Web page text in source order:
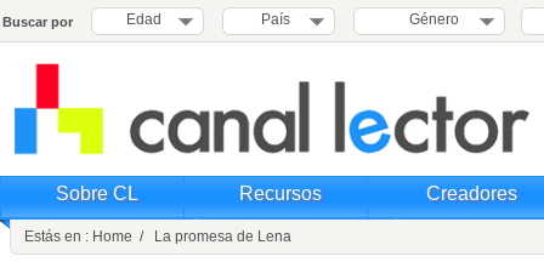
Buscar por Edad País Género
Sobre CL Recursos Creadores
Estás en : Home / La promesa de Lena